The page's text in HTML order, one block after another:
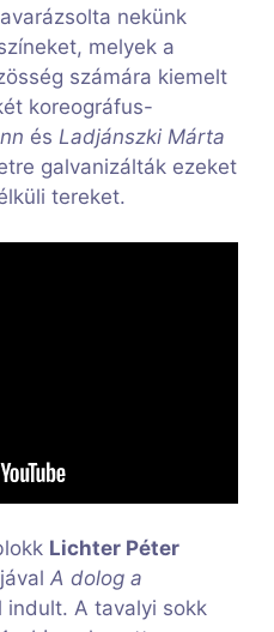
nekünk
melyek a
számára kiemelt
koreográfus-
és Ladjánszki Márta
galvanizálták ezeket
tereket.
Lichter Péter
A dolog a
indult. A tavalyi sokk